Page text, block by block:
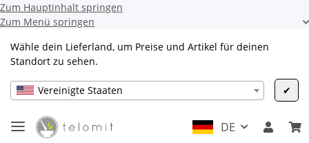
Zum Hauptinhalt springen
Zum Menü springen
Wähle dein Lieferland, um Preise und Artikel für deinen
Standort zu sehen.
Vereinigte Staaten ✔
DE